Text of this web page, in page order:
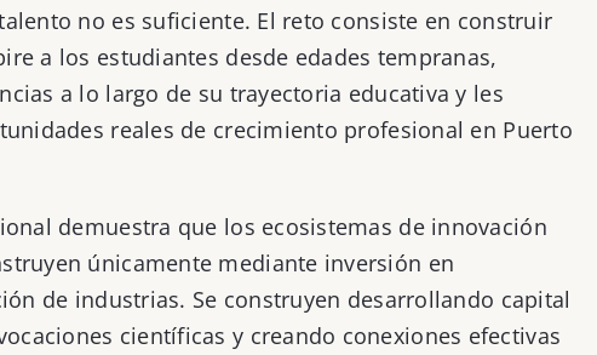
no es suficiente. El reto consiste en construir
a los estudiantes desde edades tempranas,
a lo largo de su trayectoria educativa y les
reales de crecimiento profesional en Puerto
demuestra que los ecosistemas de innovación
únicamente mediante inversión en
de industrias. Se construyen desarrollando capital
científicas y creando conexiones efectivas